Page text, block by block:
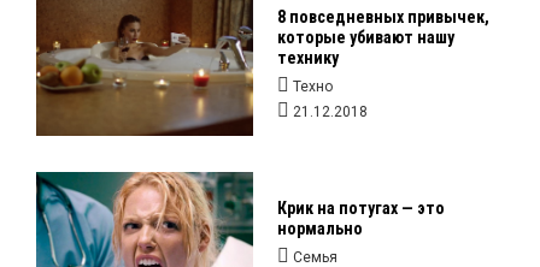
8 повседневных привычек,
которые убивают нашу
технику
Техно
21.12.2018
Крик на потугах — это
нормально
Семья